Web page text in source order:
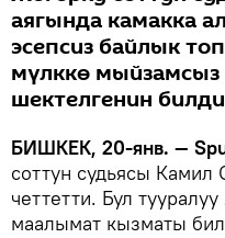
аягында камакка
эсепсиз байлык
мүлккө мыйзамсыз
шектелгенин
БИШКЕК, 20-янв. —
соттун судьясы
четтетти. Бул
маалымат кызматы